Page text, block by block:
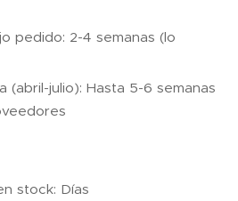
pedido: 2-4 semanas (lo
(abril-julio): Hasta 5-6 semanas
stock: Días